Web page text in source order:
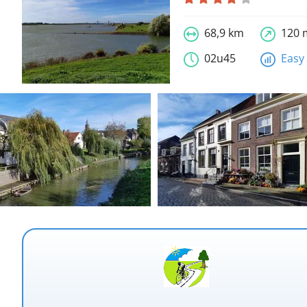
68,9 km
120
02u45
Easy